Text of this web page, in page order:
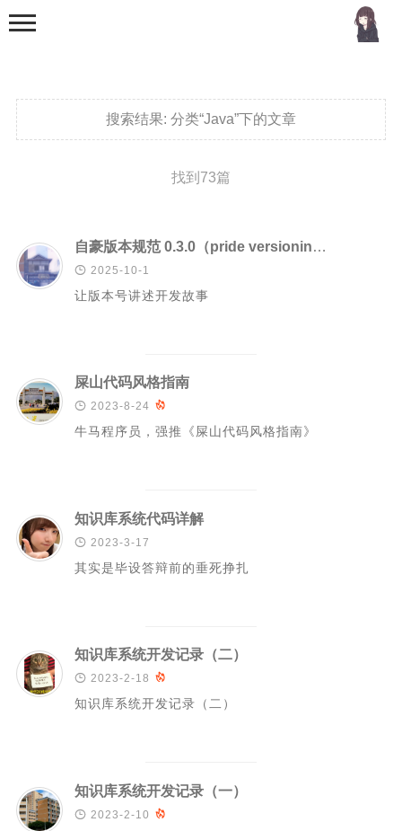
搜索结果: 分类“Java”下的文章
找到73篇
自豪版本规范 0.3.0（pride versioning 0.3.0）：让版本号讲述开发故事
 2025-10-1
让版本号讲述开发故事
屎山代码风格指南
 2023-8-24 
牛马程序员，强推《屎山代码风格指南》
知识库系统代码详解
 2023-3-17
其实是毕设答辩前的垂死挣扎
知识库系统开发记录（二）
 2023-2-18 
知识库系统开发记录（二）
知识库系统开发记录（一）
 2023-2-10 
分类
Golang
Rust
数据库
操作系统
数据结构
Python
C++/C